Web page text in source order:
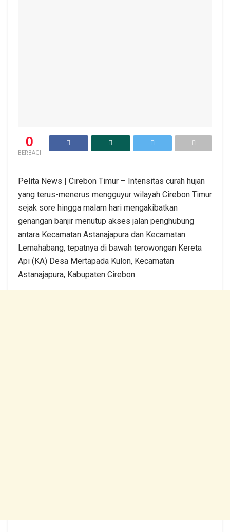
0
BERBAGI
Pelita News | Cirebon Timur – Intensitas curah hujan
yang terus-menerus mengguyur wilayah Cirebon Timur
sejak sore hingga malam hari mengakibatkan
genangan banjir menutup akses jalan penghubung
antara Kecamatan Astanajapura dan Kecamatan
Lemahabang, tepatnya di bawah terowongan Kereta
Api (KA) Desa Mertapada Kulon, Kecamatan
Astanajapura, Kabupaten Cirebon.